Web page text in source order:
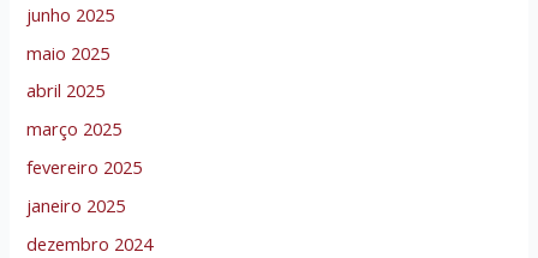
junho 2025
maio 2025
abril 2025
março 2025
fevereiro 2025
janeiro 2025
dezembro 2024